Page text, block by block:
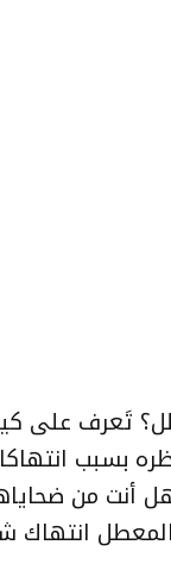
تَعرف على
بسبب
من